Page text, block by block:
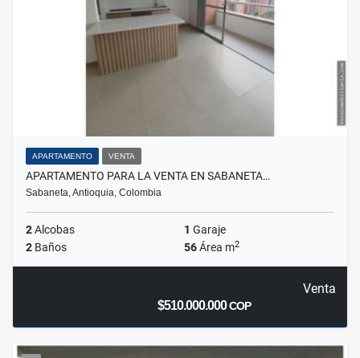
APARTAMENTO VENTA
APARTAMENTO PARA LA VENTA EN SABANETA…
Sabaneta, Antioquia, Colombia
2Alcobas 1 Garaje
2 Baños 56Área m2
Venta
$510.000.000COP